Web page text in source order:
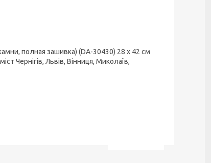
полная зашивка) (DA-30430) 28 х 42 см
Чернігів, Львів, Вінниця, Миколаїв,